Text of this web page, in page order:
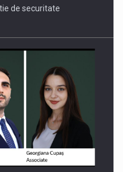
de securitate